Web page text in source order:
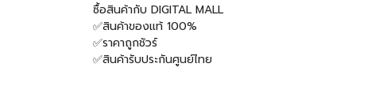
ซื้อสินค้ากับ DIGITAL MALL
✅สินค้าของแท้ 100%
✅ราคาถูกชัวร์
✅สินค้ารับประกันศูนย์ไทย